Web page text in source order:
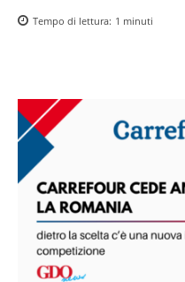
Tempo di lettura: 1 minuti